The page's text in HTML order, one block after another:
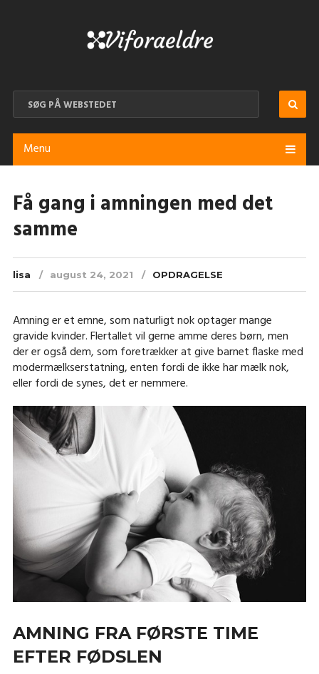
Menu
Få gang i amningen med det
samme
lisa august 24, 2021 OPDRAGELSE
Amning er et emne, som naturligt nok optager mange
gravide kvinder. Flertallet vil gerne amme deres børn, men
der er også dem, som foretrækker at give barnet flaske med
modermælkserstatning, enten fordi de ikke har mælk nok,
eller fordi de synes, det er nemmere.
AMNING FRA FØRSTE TIME
EFTER FØDSLEN